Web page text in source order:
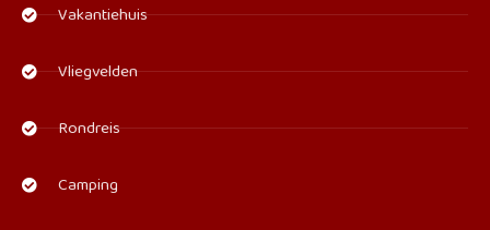
Vakantiehuis
Vliegvelden
Rondreis
Camping